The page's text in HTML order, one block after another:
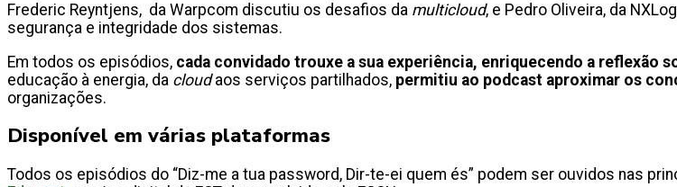
Frederic Reyntjens, da Warpcom discutiu os desafios da multicloud, e Pedro Oliveira, da
segurança e integridade dos sistemas.
Em todos os episódios, cada convidado trouxe a sua experiência, enriquecendo a reflexão
educação à energia, da cloudaos serviços partilhados, permitiu ao podcast aproximar os
organizações.
Disponível em várias plataformas
Todos os episódios do “Diz-me a tua password, Dir-te-ei quem és” podem ser ouvidos nas